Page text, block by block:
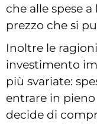
che alle spese
prezzo che si
Inoltre le
investimento
più svariate:
entrare in pieno
decide di